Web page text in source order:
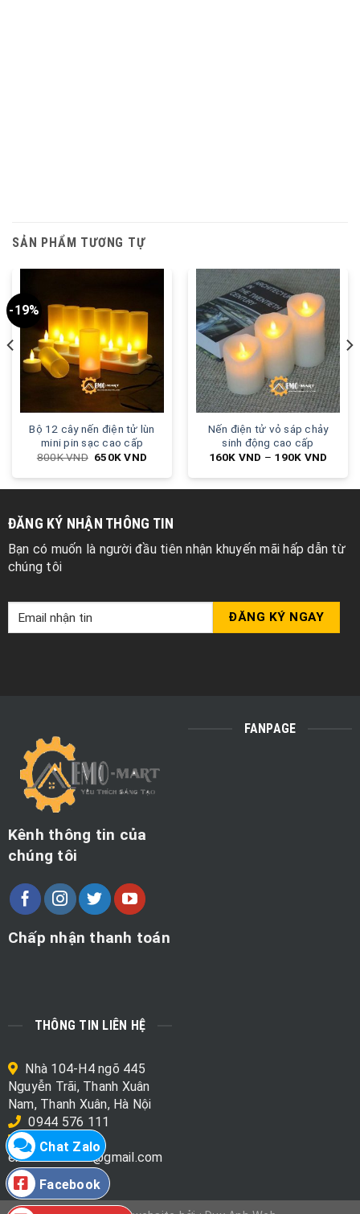
SẢN PHẨM TƯƠNG TỰ
-19%
Bộ 12 cây nến điện tử lùn
mini pin sạc cao cấp
800KVND 650KVND
Nến điện tử vỏ sáp chảy
sinh động cao cấp
160K VND – 190K VND
ĐĂNG KÝ NHẬN THÔNG TIN
Bạn có muốn là người đầu tiên nhận khuyến mãi hấp dẫn từ
chúng tôi
Kênh thông tin của
chúng tôi
Chấp nhận thanh toán
FANPAGE
THÔNG TIN LIÊN HỆ
Nhà 104-H4 ngõ 445
Nguyễn Trãi, Thanh Xuân
Nam, Thanh Xuân, Hà Nội
0944 576 111
emo.mart.data@gmail.com
Chat Zalo
Facebook